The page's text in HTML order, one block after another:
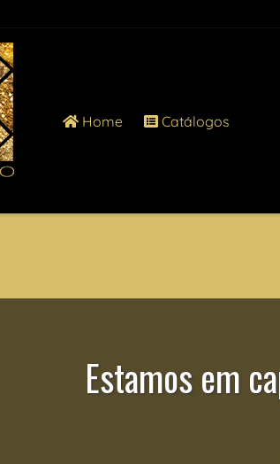
Home Catálogos
Estamos em